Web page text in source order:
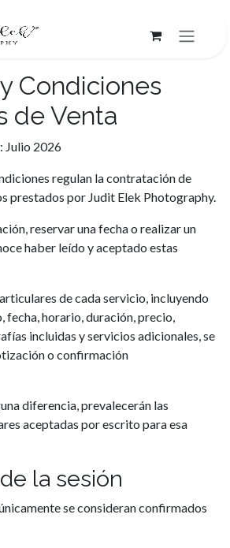
Condiciones
de Venta
Julio 2026
regulan la contratación de
prestados por Judit Elek Photography.
reservar una fecha o realizar un
haber leído y aceptado estas
de cada servicio, incluyendo
horario, duración, precio,
incluidas y servicios adicionales, se
o confirmación
diferencia, prevalecerán las
aceptadas por escrito para esa
la sesión
se consideran confirmados